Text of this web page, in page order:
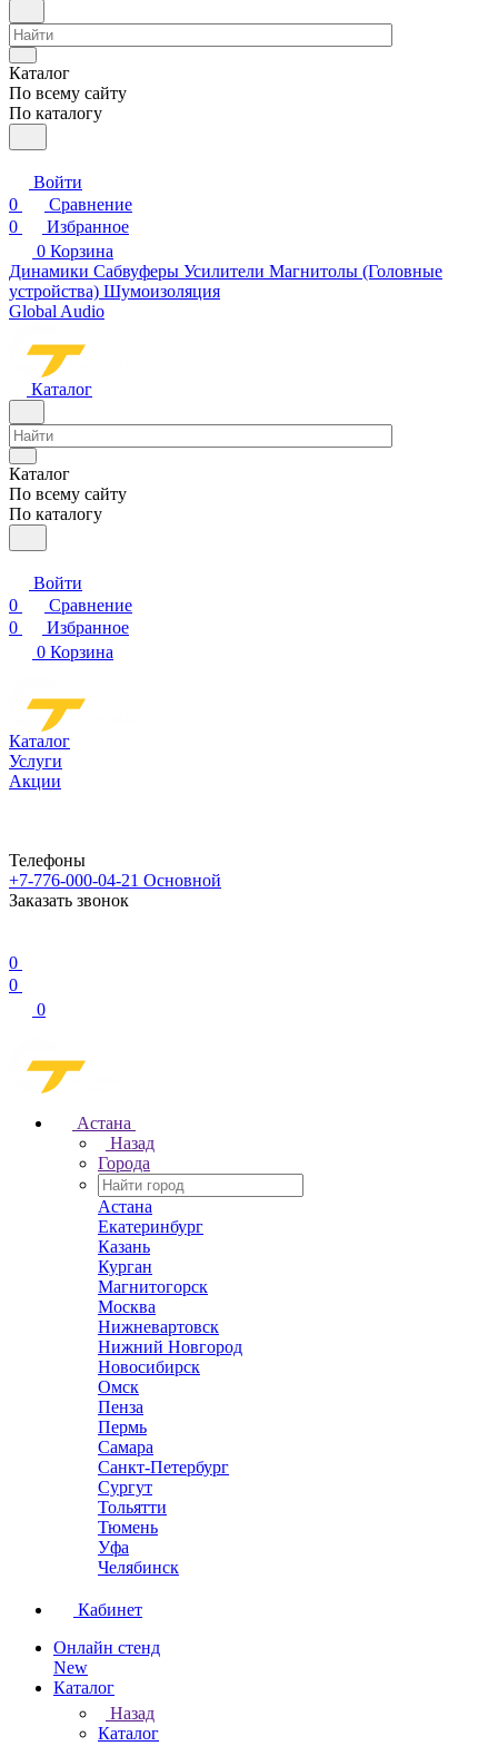
Каталог
По всему сайту
По каталогу
Войти
0
Сравнение
0
Избранное
0 Корзина
Динамики Сабвуферы Усилители Магнитолы (Головные
устройства) Шумоизоляция
Global Audio
Каталог
Каталог
По всему сайту
По каталогу
Войти
0
Сравнение
0
Избранное
0 Корзина
Каталог
Услуги
Акции
Телефоны
+7-776-000-04-21 Основной
Заказать звонок
0
0
0
Астана
Назад
Города
Астана
Екатеринбург
Казань
Курган
Магнитогорск
Москва
Нижневартовск
Нижний Новгород
Новосибирск
Омск
Пенза
Пермь
Самара
Санкт-Петербург
Сургут
Тольятти
Тюмень
Уфа
Челябинск
Кабинет
Онлайн стенд
New
Каталог
Назад
Каталог